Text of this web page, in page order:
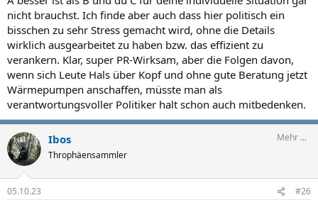
nicht brauchst. Ich finde aber auch dass hier politisch ein
bisschen zu sehr Stress gemacht wird, ohne die Details
wirklich ausgearbeitet zu haben bzw. das effizient zu
verankern. Klar, super PR-Wirksam, aber die Folgen davon,
wenn sich Leute Hals über Kopf und ohne gute Beratung jetzt
Wärmepumpen anschaffen, müsste man als
verantwortungsvoller Politiker halt schon auch mitbedenken.
Ibos
Throphäensammler
Mehr ...
05.10.23 #26